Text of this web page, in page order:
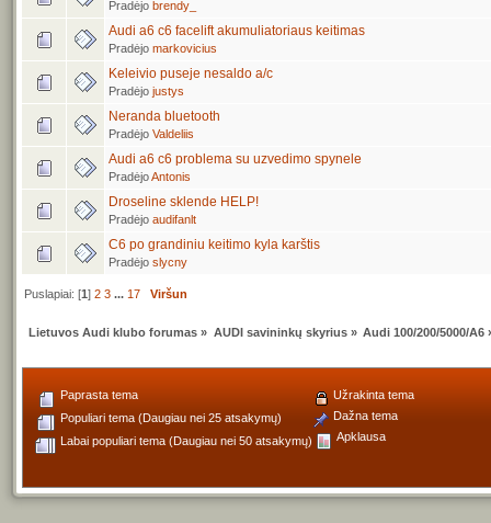
Pradėjo brendy_
Audi a6 c6 facelift akumuliatoriaus keitimas
Pradėjo markovicius
Keleivio puseje nesaldo a/c
Pradėjo justys
Neranda bluetooth
Pradėjo Valdeliis
Audi a6 c6 problema su uzvedimo spynele
PradėjoAntonis
Droseline sklende HELP!
Pradėjo audifanlt
C6 po grandiniu keitimo kyla karštis
Pradėjo slycny
Puslapiai: [1]2 3 ... 17 Viršun
Lietuvos Audi klubo forumas » AUDI savininkų skyrius» Audi 100/200/5000/A6
Paprasta tema
Populiari tema (Daugiau nei 25 atsakymų)
Labai populiari tema (Daugiau nei 50 atsakymų)
Užrakinta tema
Dažna tema
Apklausa